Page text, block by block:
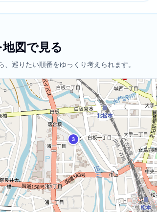
図で見る
巡りたい順番をゆっくり考えられます。
3